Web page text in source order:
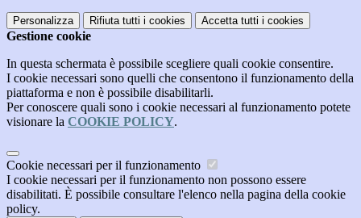
Personalizza Rifiuta tutti i cookies Accetta tutti i cookies
Gestione cookie
In questa schermata è possibile scegliere quali cookie consentire.
I cookie necessari sono quelli che consentono il funzionamento della
piattaforma e non è possibile disabilitarli.
Per conoscere quali sono i cookie necessari al funzionamento potete
visionare la COOKIE POLICY.
Cookie necessari per il funzionamento
I cookie necessari per il funzionamento non possono essere
disabilitati. È possibile consultare l'elenco nella pagina della cookie
policy.